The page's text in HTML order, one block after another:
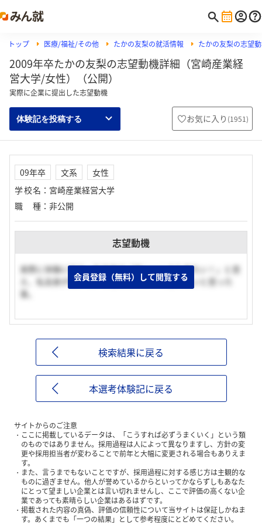
トップ 医療/福祉/その他 たかの友梨の就活情報 たかの友梨の志望
2009年卒たかの友梨の志望動機詳細（宮崎産業経
営大学/女性）（公開）
実際に企業に提出した志望動機
体験記を投稿する お気に入り (1951)
09年卒 文系
女性
学校名 ： 宮崎産業経営大学
職種 ： 非公開
志望動機
実際に体験に行き、私自身が「楽しい！また来たい！」と思
え、私自身が受けたいと思えるサロンで働きたいと思った
事。
会員登録（無料）して閲覧する
検索結果に戻る
本選考体験記に戻る
サイトからのご注意
ここに掲載しているデータは、「こうすれば必ずうまくいく」という類
のものではありません。採用過程は人によって異なりますし、方針の変
更や採用担当者が変わることで前年と大幅に変更される場合もありえま
す。
また、言うまでもないことですが、採用過程に対する感じ方は主観的な
ものに過ぎません。他人が誉めているからといってかならずしもあなた
にとって望ましい企業とは言い切れませんし、ここで評価の高くない企
業であっても素晴らしい企業はあるはずです。
掲載された内容の真偽、評価の信頼性について当サイトは保証しかねま
す。あくまでも「一つの結果」として参考程度にとどめてください。